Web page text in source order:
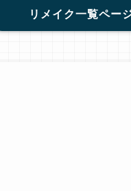
リメイク一覧ペー